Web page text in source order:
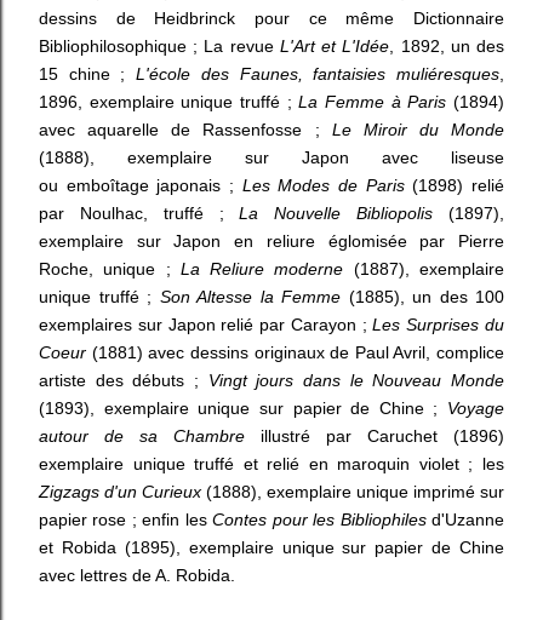
dessins de Heidbrinck pour ce même Dictionnaire
Bibliophilosophique ; La revue L'Art et L'Idée, 1892, un des
15 chine ;L'école des Faunes, fantaisies muliéresques,
1896, exemplaire unique truffé ;La Femme à Paris (1894)
avec aquarelle de Rassenfosse ; Le Miroir du Monde
(1888), exemplaire sur Japon avec liseuse
ou emboîtage japonais ; Les Modes de Paris(1898) relié
par Noulhac, truffé ;La Nouvelle Bibliopolis(1897),
exemplaire sur Japon en reliure églomisée par Pierre
Roche, unique ; La Reliure moderne (1887), exemplaire
unique truffé ; Son Altesse la Femme (1885), un des 100
exemplaires sur Japon relié par Carayon ; Les Surprises du
Coeur (1881) avec dessins originaux de Paul Avril, complice
artiste des débuts ; Vingt jours dans le Nouveau Monde
(1893), exemplaire unique sur papier de Chine ; Voyage
autour de sa Chambre illustré par Caruchet (1896)
exemplaire unique truffé et relié en maroquin violet ; les
Zigzags d'un Curieux (1888), exemplaire unique imprimé sur
papier rose ; enfin lesContes pour les Bibliophilesd'Uzanne
et Robida (1895), exemplaire unique sur papier de Chine
avec lettres de A. Robida.